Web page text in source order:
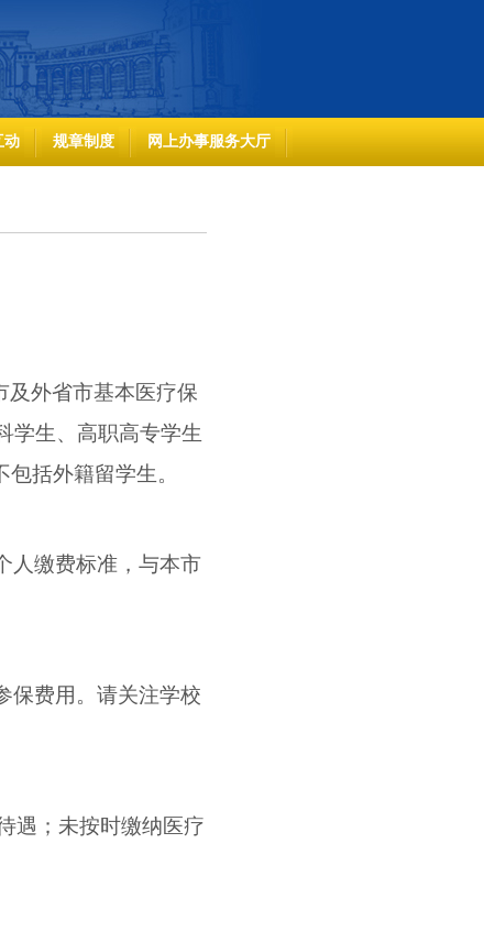
动 规章制度 网上办事服务大厅
及外省市基本医疗保
学生、高职高专学生
括外籍留学生。
人缴费标准，与本市
保费用。请关注学校
遇；未按时缴纳医疗